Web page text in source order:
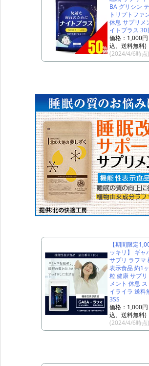
BA グリシン
トリプトファ
休息 サプリメ
イトプラス 30
価格：1,000
込、送料無料)
(2024/4/6時点)
【期間限定
ッキリ】 ギャ
サプリ ラフマ
表示食品 約1
粒 健康 サプリ
メント 休息
イライラ 送料
3SS
価格：1,000
込、送料無料)
(2024/4/6時点)